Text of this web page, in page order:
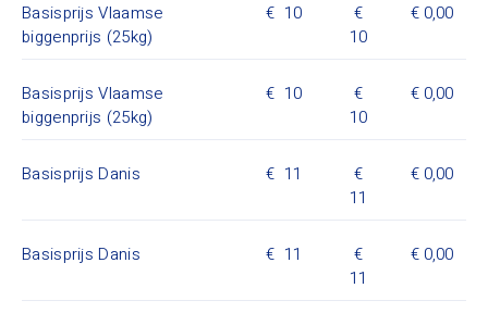
Basisprijs Vlaamse
biggenprijs (25kg)
10
10
0,00
Basisprijs Vlaamse
biggenprijs (25kg)
10
10
0,00
Basisprijs Danis
11
11
0,00
Basisprijs Danis
11
11
0,00